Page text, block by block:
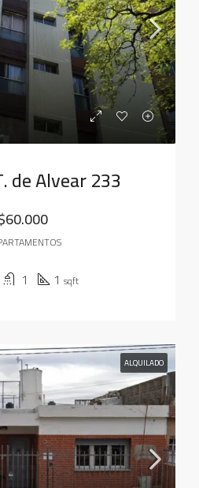
de Alvear 233
1 1 sqft
ALQUILADO